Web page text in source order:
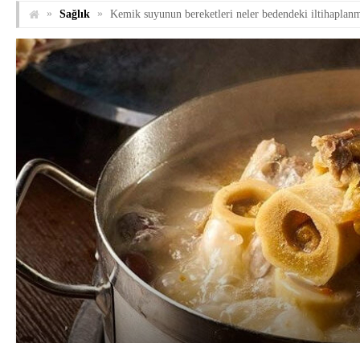
» Sağlık » Kemik suyunun bereketleri neler bedendeki